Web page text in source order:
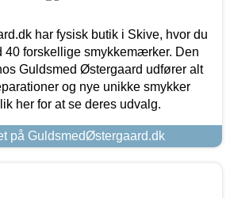
har fysisk butik i Skive, hvor du
40 forskellige smykkemærker. Den
Guldsmed Østergaard udfører alt
og nye unikke smykker
her for at se deres udvalg.
på GuldsmedØstergaard.dk